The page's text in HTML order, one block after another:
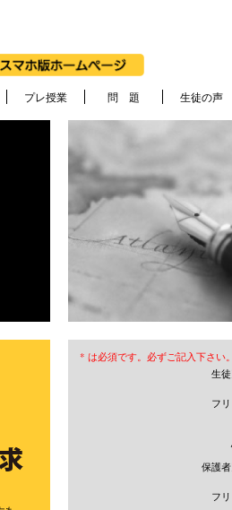
プレ授業 問 題 生徒の声
* は必須です。必ずご記入下さい
生
フ
保護
フ